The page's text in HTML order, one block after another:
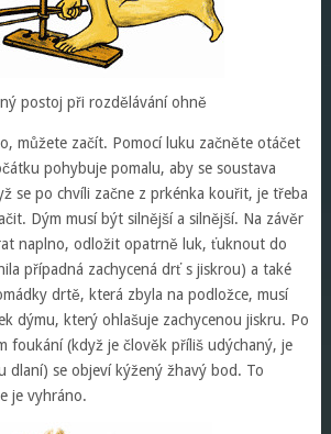
postoj při rozdělávání ohně
můžete začít. Pomocí luku začněte otáčet
pohybuje pomalu, aby se soustava
se po chvíli začne z prkénka kouřit, je třeba
Dým musí být silnější a silnější. Na závěr
naplno, odložit opatrně luk, ťuknout do
případná zachycená drť s jiskrou) a také
drtě, která zbyla na podložce, musí
dýmu, který ohlašuje zachycenou jiskru. Po
foukání (když je člověk příliš udýchaný, je
dlaní) se objeví kýžený žhavý bod. To
je vyhráno.